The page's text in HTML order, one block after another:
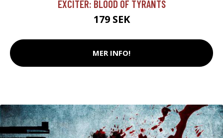
EXCITER: BLOOD OF TYRANTS
179 SEK
MER INFO!